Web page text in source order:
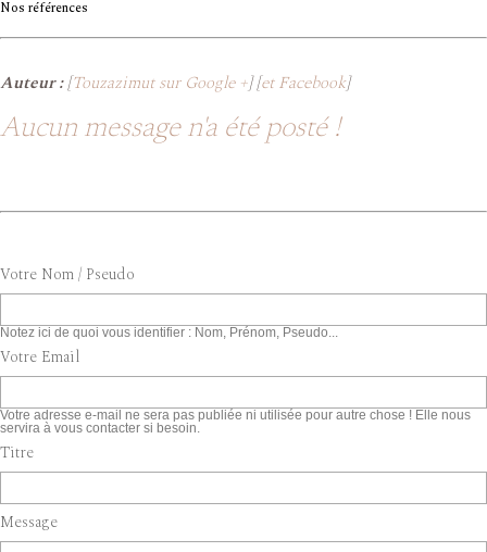
Nos références
Auteur :[Touzazimut sur Google +] [et Facebook]
Aucun message n'a été posté !
Votre Nom / Pseudo
Notez ici de quoi vous identifier : Nom, Prénom, Pseudo...
Votre Email
Votre adresse e-mail ne sera pas publiée ni utilisée pour autre chose ! Elle nous
servira à vous contacter si besoin.
Titre
Message